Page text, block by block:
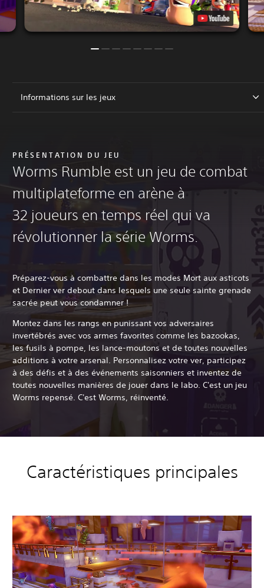
Informations sur les jeux
PRÉSENTATION DU JEU
Worms Rumble est un jeu de combat
multiplateforme en arène à
32 joueurs en temps réel qui va
révolutionner la série Worms.
Préparez-vous à combattre dans les modes Mort aux asticots
et Dernier ver debout dans lesquels une seule sainte grenade
sacrée peut vous condamner !
Montez dans les rangs en punissant vos adversaires
invertébrés avec vos armes favorites comme les bazookas,
les fusils à pompe, les lance-moutons et de toutes nouvelles
additions à votre arsenal. Personnalisez votre ver, participez
à des défis et à des événements saisonniers et inventez de
toutes nouvelles manières de jouer dans le labo. C'est un jeu
Worms repensé. C'est Worms, réinventé.
Caractéristiques principales